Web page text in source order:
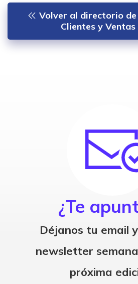
Volver al directorio de
Clientes y Ventas
¿Te
Déjanos tu email
newsletter
próxima